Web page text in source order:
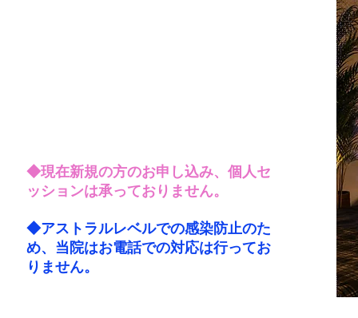
◆現在新規の方のお申し込み、個人セ
ッションは承っておりません。
◆アストラルレベルでの感染防止のた
め、当院はお電話での対応は行ってお
りません。